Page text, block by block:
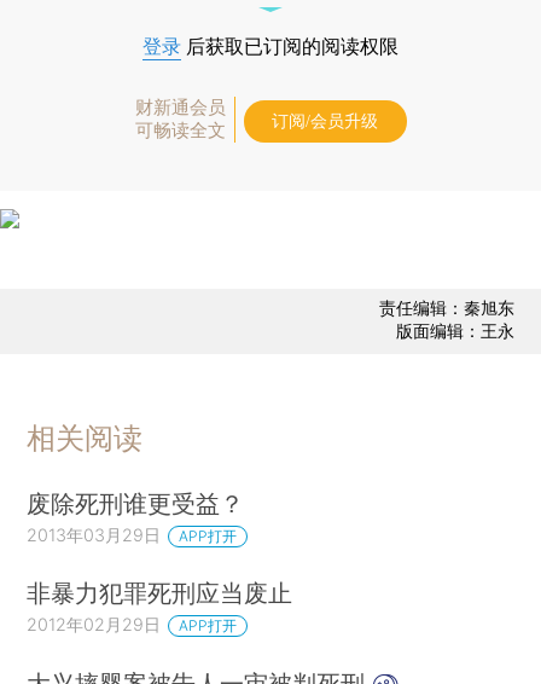
登录 后获取已订阅的阅读权限
财新通会员
可畅读全文
订阅/会员升级
责任编辑：秦旭东
版面编辑：王永
相关阅读
废除死刑谁更受益？
2013年03月29日 APP打开
非暴力犯罪死刑应当废止
2012年02月29日 APP打开